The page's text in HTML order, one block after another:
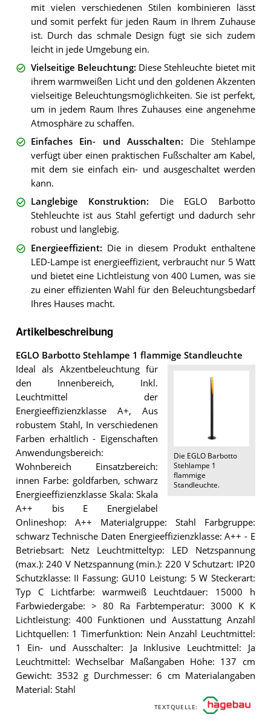
mit vielen verschiedenen Stilen kombinieren lässt
und somit perfekt für jeden Raum in Ihrem Zuhause
ist. Durch das schmale Design fügt sie sich zudem
leicht in jede Umgebung ein.
Vielseitige Beleuchtung: Diese Stehleuchte bietet mit
ihrem warmweißen Licht und den goldenen Akzenten
vielseitige Beleuchtungsmöglichkeiten. Sie ist perfekt,
um in jedem Raum Ihres Zuhauses eine angenehme
Atmosphäre zu schaffen.
Einfaches Ein- und Ausschalten: Die Stehlampe
verfügt über einen praktischen Fußschalter am Kabel,
mit dem sie einfach ein- und ausgeschaltet werden
kann.
Langlebige Konstruktion: Die EGLO Barbotto
Stehleuchte ist aus Stahl gefertigt und dadurch sehr
robust und langlebig.
Energieeffizient: Die in diesem Produkt enthaltene
LED-Lampe ist energieeffizient, verbraucht nur 5 Watt
und bietet eine Lichtleistung von 400 Lumen, was sie
zu einer effizienten Wahl für den Beleuchtungsbedarf
Ihres Hauses macht.
Artikelbeschreibung
EGLO Barbotto Stehlampe 1 flammige Standleuchte
Die EGLO Barbotto
Stehlampe 1
flammige
Standleuchte.
Ideal als Akzentbeleuchtung für
den Innenbereich, Inkl.
Leuchtmittel der
Energieeffizienzklasse A+, Aus
robustem Stahl, In verschiedenen
Farben erhältlich - Eigenschaften
Anwendungsbereich:
Wohnbereich Einsatzbereich:
innen Farbe: goldfarben, schwarz
Energieeffizienzklasse Skala: Skala
A++ bis E Energielabel
Onlineshop: A++ Materialgruppe: Stahl Farbgruppe:
schwarz Technische Daten Energieeffizienzklasse: A++ - E
Betriebsart: Netz Leuchtmitteltyp: LED Netzspannung
(max.): 240 V Netzspannung (min.): 220 V Schutzart: IP20
Schutzklasse: II Fassung: GU10 Leistung: 5 W Steckerart:
Typ C Lichtfarbe: warmweiß Leuchtdauer: 15000 h
Farbwiedergabe: > 80 Ra Farbtemperatur: 3000 K K
Lichtleistung: 400 Funktionen und Ausstattung Anzahl
Lichtquellen: 1 Timerfunktion: Nein Anzahl Leuchtmittel:
1 Ein- und Ausschalter: Ja Inklusive Leuchtmittel: Ja
Leuchtmittel: Wechselbar Maßangaben Höhe: 137 cm
Gewicht: 3532 g Durchmesser: 6 cm Materialangaben
Material: Stahl
TEXTQUELLE: